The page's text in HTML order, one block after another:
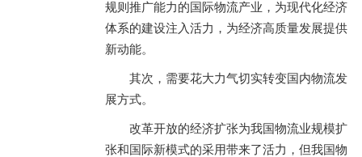
规则推广能力的国际物流产业，为现代化经济
体系的建设注入活力，为经济高质量发展提供
新动能。
其次，需要花大力气切实转变国内物流发
展方式。
改革开放的经济扩张为我国物流业规模扩
张和国际新模式的采用带来了活力，但我国物